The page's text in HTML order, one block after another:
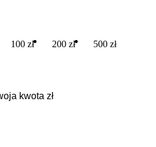
100 zł 200 zł 500 zł